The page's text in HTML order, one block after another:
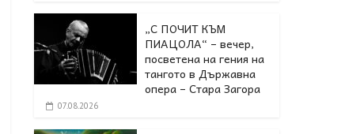
„С ПОЧИТ КЪМ
ПИАЦОЛА“ – вечер,
посветена на гения на
тангото в Държавна
опера – Стара Загора
07.08.2026